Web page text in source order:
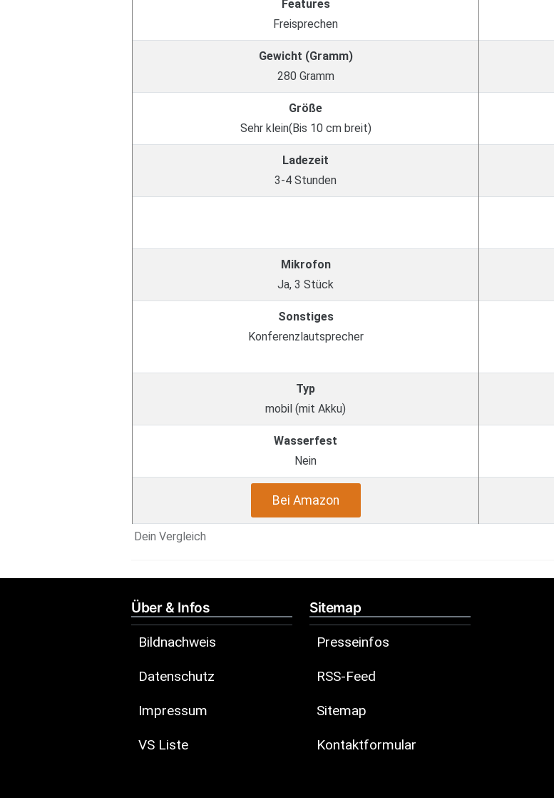
Dein Vergleich
Features
Freisprechen
Gewicht (Gramm)
280 Gramm
Größe
Sehr klein(Bis 10 cm breit)
Ladezeit
3-4 Stunden
Mikrofon
Ja, 3 Stück
Sonstiges
Konferenzlautsprecher
Typ
mobil (mit Akku)
Wasserfest
Nein
Bei Amazon
Über & Infos
Bildnachweis
Datenschutz
Impressum
VS Liste
Sitemap
Presseinfos
RSS-Feed
Sitemap
Kontaktformular